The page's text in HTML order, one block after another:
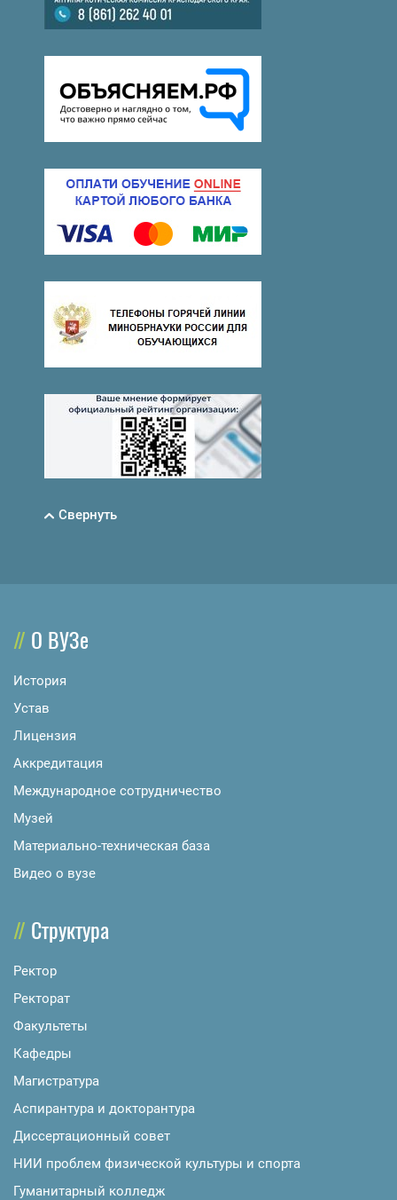
Свернуть
О ВУЗе
История
Устав
Лицензия
Аккредитация
Международное сотрудничество
Музей
Материально-техническая база
Видео о вузе
Структура
Ректор
Ректорат
Факультеты
Кафедры
Магистратура
Аспирантура и докторантура
Диссертационный совет
НИИ проблем физической культуры и спорта
Гуманитарный колледж